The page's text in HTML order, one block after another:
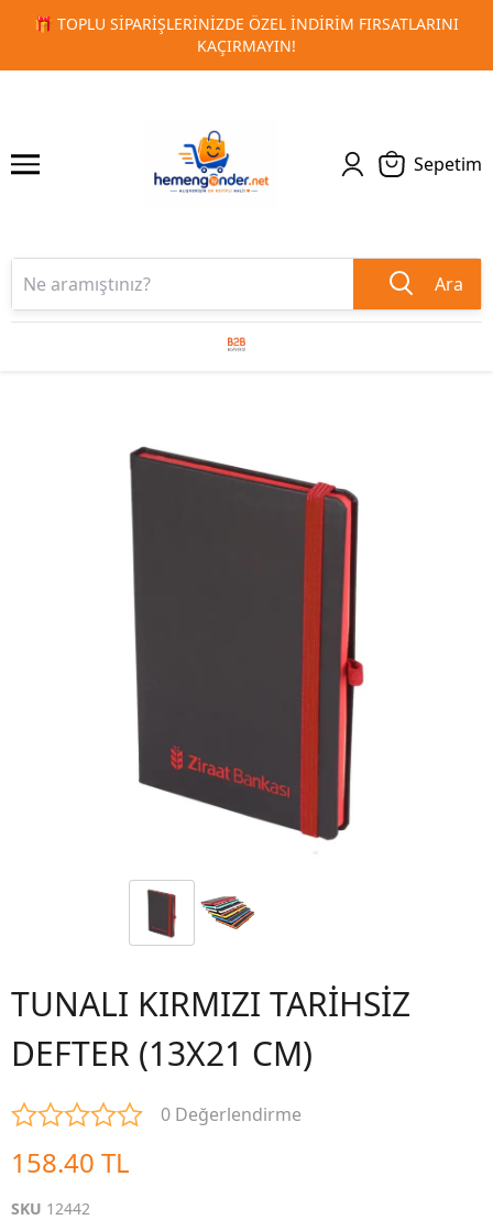
🚀 KURUMSAL PROMOSYON VE MATBAA
1 2
Sepetim
Ara
TUNALI KIRMIZI TARİHSİZ
DEFTER (13X21 CM)
0 Değerlendirme
158.40 TL
SKU 12442